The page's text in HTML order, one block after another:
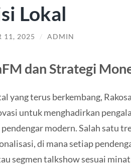
Lokal
11, 2025 / ADMIN
dan Strategi
yang terus berkembang,
untuk menghadirkan
modern. Salah satu
di mana setiap
segmen talkshow sesuai